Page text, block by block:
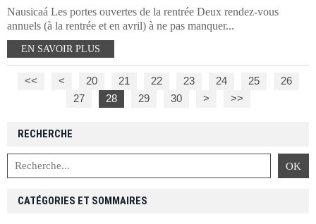
Nausicaá Les portes ouvertes de la rentrée Deux rendez-vous
annuels (à la rentrée et en avril) à ne pas manquer...
EN SAVOIR PLUS
<< < 10
20 21 22 23 24 25
26
27
28 29 30 40
50
60
70
80
90
100
> >>
RECHERCHE
CATÉGORIES ET SOMMAIRES